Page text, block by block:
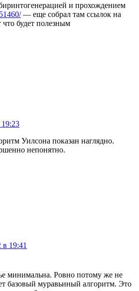
и прохождением
— еще собрал там ссылок на
будет полезным
Уилсона показан наглядно.
непонятно.
в 19:41
минимальна. Ровно потому же не
базовый муравьиный алгоритм. Это